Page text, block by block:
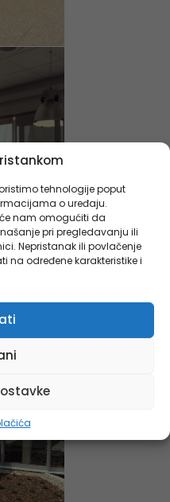
tehnologije poput
o uređaju.
nam omogućiti da
pri pregledavanju ili
Nepristanak ili povlačenje
na određene karakteristike i